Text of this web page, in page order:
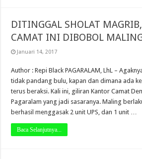
DITINGGAL SHOLAT
CAMAT INI DIBOBOL
Januari 14, 2017
Author : Repi Black PAGARALAM, LhL –
tidak pandang bulu, kapan dan dimana ada
terus beraksi. Kali ini, giliran Kantor Camat
Pagaralam yang jadi sasaranya. Maling
berhasil menggasak 2 unit UPS, dan 1 unit …
Baca Selanjutnya...